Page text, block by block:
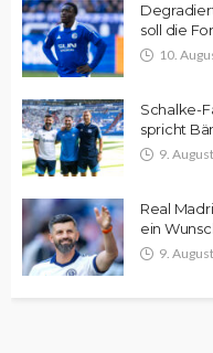
soll die
10.
Schalke-
spricht
9.
Real
ein
9.